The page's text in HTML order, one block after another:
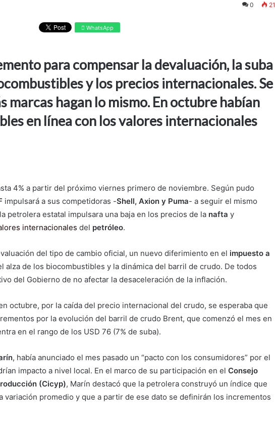
0 21
WhatsApp
para compensar la devaluación, la suba
y los precios internacionales. Se
marcas hagan lo mismo. En octubre habían
en línea con los valores internacionales
4% a partir del próximo viernes primero de noviembre. Según pudo
impulsará a sus competidoras -Shell, Axion y Puma- a seguir el mismo
petrolera estatal impulsara una baja en los precios de la nafta y
internacionales del petróleo.
del tipo de cambio oficial, un nuevo diferimiento en el impuesto a
alza de los biocombustibles y la dinámica del barril de crudo. De todos
del Gobierno de no afectar la desaceleración de la inflación.
octubre, por la caída del precio internacional del crudo, se esperaba que
por la evolución del barril de crudo Brent, que comenzó el mes en
en el rango de los USD 76 (7% de suba).
, había anunciado el mes pasado un “pacto con los consumidores” por el
impacto a nivel local. En el marco de su participación en el Consejo
(Cicyp), Marín destacó que la petrolera construyó un índice que
variación promedio y que a partir de ese dato se definirán los incrementos